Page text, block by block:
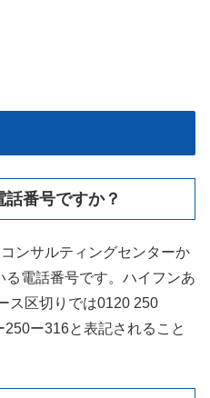
番号ですか？
ンサルティングセンターか
電話番号です。ハイフンあ
ス区切りでは0120 250
ー316と表記されること